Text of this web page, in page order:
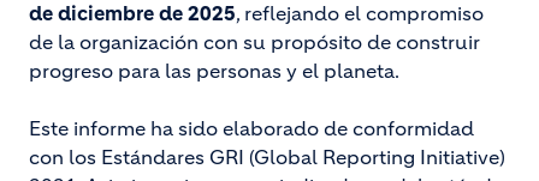
de diciembre de 2025, reflejando el compromiso
de la organización con su propósito de construir
progreso para las personas y el planeta.
Este informe ha sido elaborado de conformidad
con los Estándares GRI (Global Reporting Initiative)